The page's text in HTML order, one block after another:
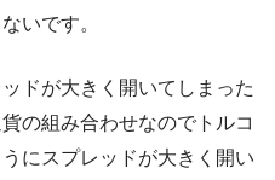
いです。
ドが大きく開いてしまった
の組み合わせなのでトルコ
にスプレッドが大きく開い